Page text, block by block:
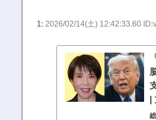
1: 2026/02/14(土) 12:42:33.60